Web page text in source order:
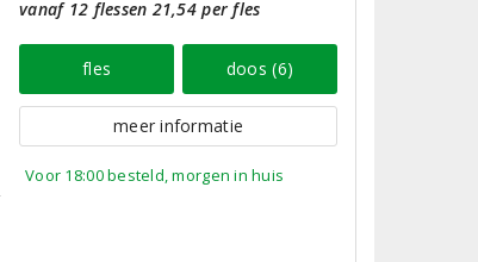
vanaf 12 flessen 21,54 per fles
fles doos (6)
meer informatie
Voor 18:00 besteld, morgen in huis